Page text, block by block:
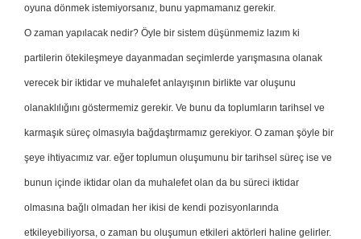
oyuna dönmek istemiyorsanız, bunu yapmamanız gerekir.
O zaman yapılacak nedir? Öyle bir sistem düşünmemiz lazım ki
partilerin ötekileşmeye dayanmadan seçimlerde yarışmasına olanak
verecek bir iktidar ve muhalefet anlayışının birlikte var oluşunu
olanaklılığını göstermemiz gerekir. Ve bunu da toplumların tarihsel ve
karmaşık süreç olmasıyla bağdaştırmamız gerekiyor. O zaman şöyle bir
şeye ihtiyacımız var. eğer toplumun oluşumunu bir tarihsel süreç ise ve
bunun içinde iktidar olan da muhalefet olan da bu süreci iktidar
olmasına bağlı olmadan her ikisi de kendi pozisyonlarında
etkileyebiliyorsa, o zaman bu oluşumun etkileri aktörleri haline gelirler.